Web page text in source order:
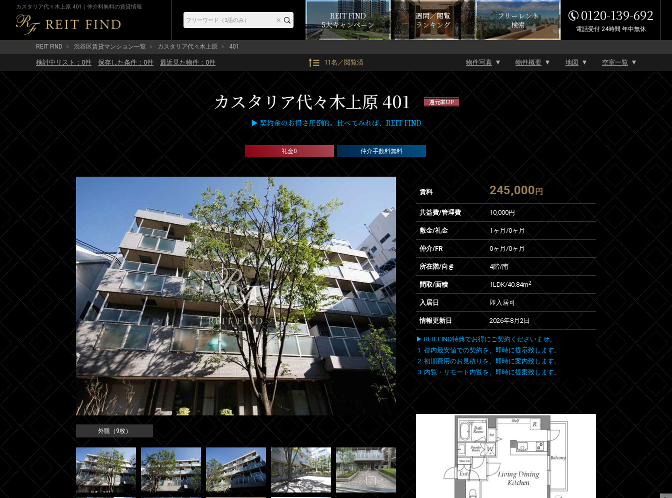
カスタリア代々木上原 401｜仲介料無料の賃貸情報
REIT FIND
5大キャンペーン
週間／閲覧
ランキング
フリーレント
検索
0120-139-692
電話受付 24時間 年中無休
REIT FIND 渋谷区賃貸マンション一覧 カスタリア代々木上原 401
検討中リスト： 0件 保存した条件： 0件 最近見た物件： 0件 11名／閲覧済 物件写真 物件概要 地図 空室一覧
カスタリア代々木上原 401 還元率UP
▶ 契約金のお得さ圧倒的。比べてみれば、REIT FIND
礼金0 仲介手数料無料
外観（9枚）
賃料 245,000 円
共益費/管理費 10,000円
敷金/礼金 1ヶ月 /0ヶ月
仲介/FR 0ヶ月 /0ヶ月
所在階/向き 4階/南
間取/面積 1LDK/40.84m2
入居日 即入居可
情報更新日 2026年8月2日
▶ REIT FIND特典でお得にご契約くださいませ。
１.都内最安値での契約を、即時に提示致します。
２.初期費用のお見積りを、即時に案内致します。
３.内覧・リモート内覧を、即時に提案致します。